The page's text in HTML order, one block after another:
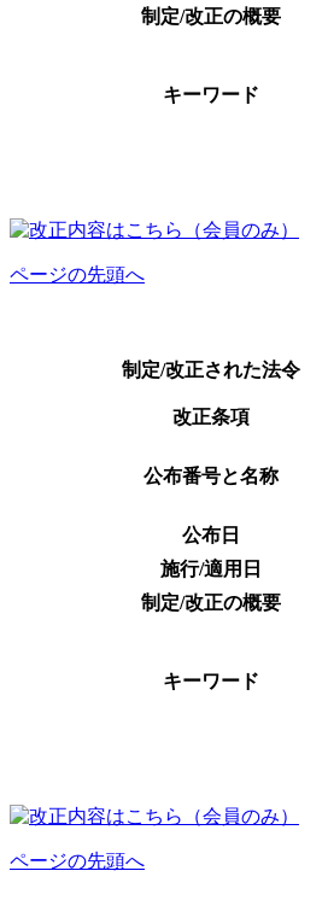
制定/改正の概要
キーワード
ページの先頭へ
制定/改正された法令
改正条項
公布番号と名称
公布日
施行/適用日
制定/改正の概要
キーワード
ページの先頭へ